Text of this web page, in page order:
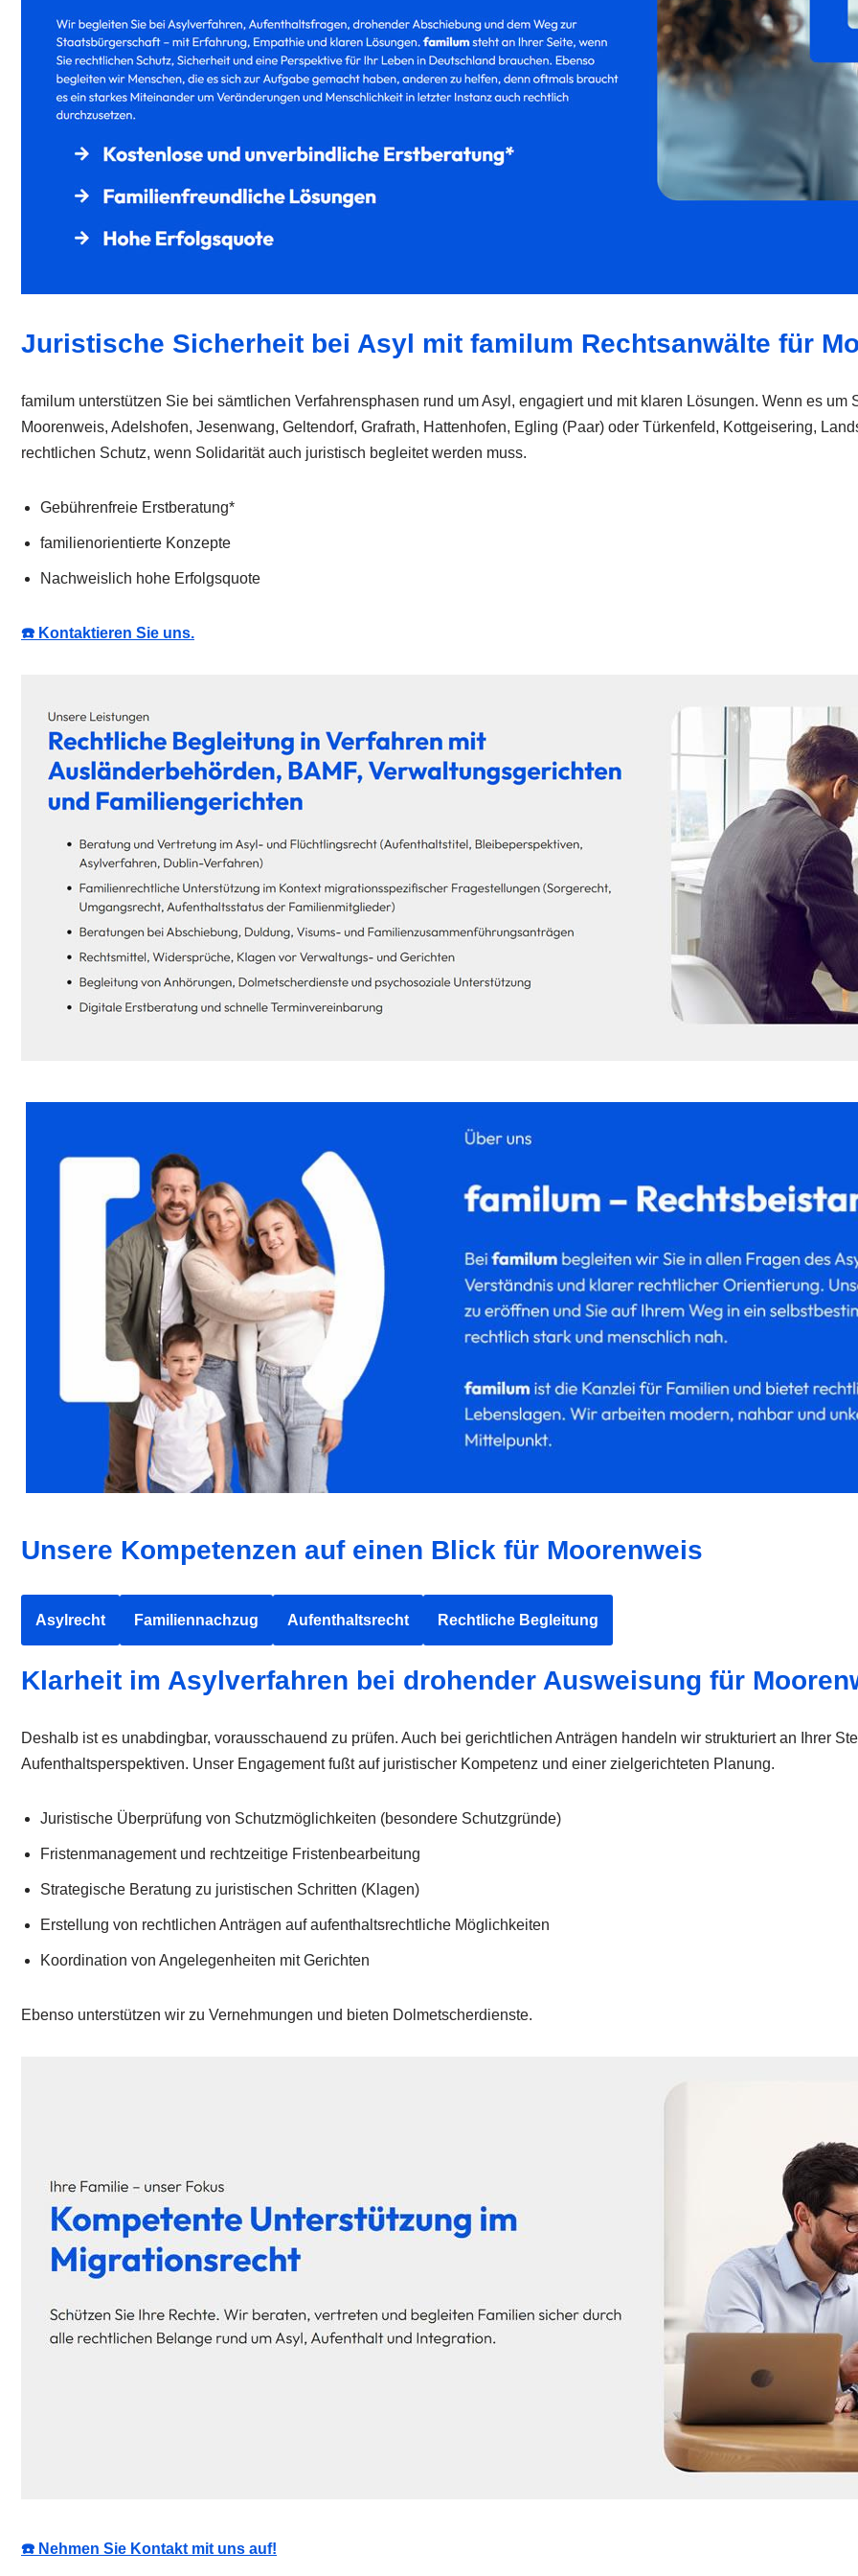
Juristische Sicherheit bei Asyl mit familum Rechtsanwälte für
familum unterstützen Sie bei sämtlichen Verfahrensphasen rund um Asyl, engagiert und mit klaren Lösungen. Wenn es
Moorenweis, Adelshofen, Jesenwang, Geltendorf, Grafrath, Hattenhofen, Egling (Paar) oder Türkenfeld, Kottgeisering,
rechtlichen Schutz, wenn Solidarität auch juristisch begleitet werden muss.
Gebührenfreie Erstberatung*
familienorientierte Konzepte
Nachweislich hohe Erfolgsquote
☎️ Kontaktieren Sie uns.
Unsere Kompetenzen auf einen Blick für Moorenweis
Asylrecht Familiennachzug Aufenthaltsrecht Rechtliche Begleitung
Klarheit im Asylverfahren bei drohender Ausweisung für
Deshalb ist es unabdingbar, vorausschauend zu prüfen. Auch bei gerichtlichen Anträgen handeln wir strukturiert an Ihrer
Aufenthaltsperspektiven. Unser Engagement fußt auf juristischer Kompetenz und einer zielgerichteten Planung.
Juristische Überprüfung von Schutzmöglichkeiten (besondere Schutzgründe)
Fristenmanagement und rechtzeitige Fristenbearbeitung
Strategische Beratung zu juristischen Schritten (Klagen)
Erstellung von rechtlichen Anträgen auf aufenthaltsrechtliche Möglichkeiten
Koordination von Angelegenheiten mit Gerichten
Ebenso unterstützen wir zu Vernehmungen und bieten Dolmetscherdienste.
☎️ Nehmen Sie Kontakt mit uns auf!